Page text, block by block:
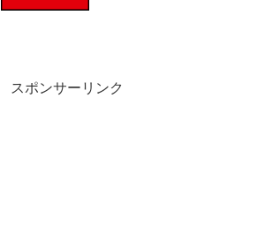
スポンサーリンク